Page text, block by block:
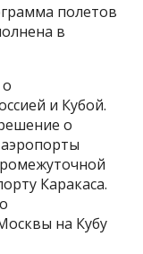
полетов
в
и Кубой.
о
Каракаса.
на Кубу